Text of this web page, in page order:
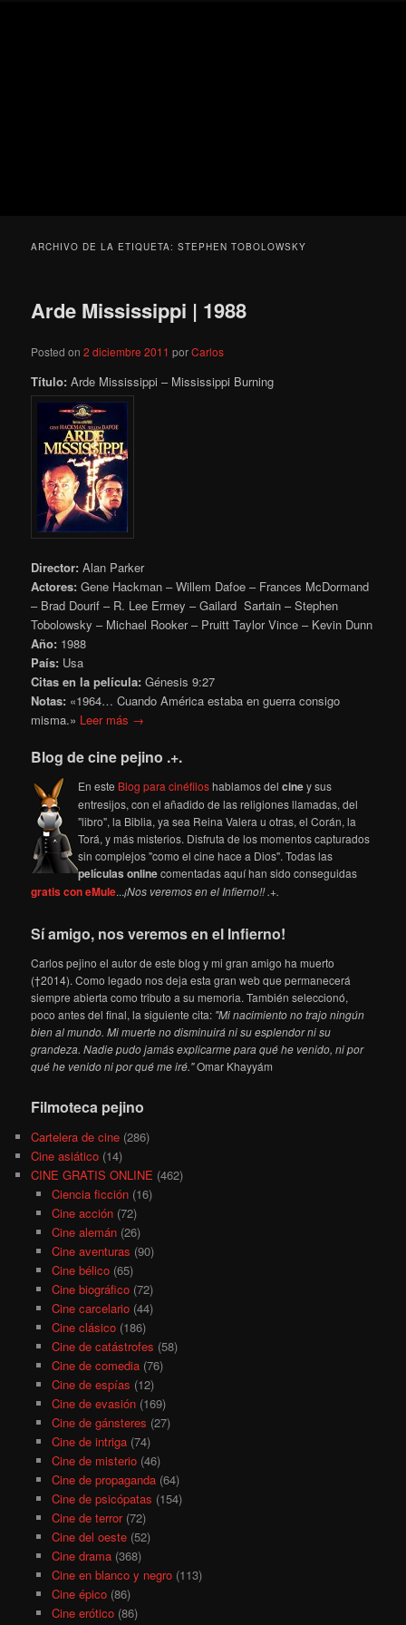
ARCHIVO DE LA ETIQUETA:STEPHEN TOBOLOWSKY
Arde Mississippi | 1988
Posted on2 diciembre 2011 porCarlos
Título: Arde Mississippi – Mississippi Burning
Director: Alan Parker
Actores: Gene Hackman – Willem Dafoe – Frances McDormand
– Brad Dourif – R. Lee Ermey – Gailard Sartain – Stephen
Tobolowsky – Michael Rooker – Pruitt Taylor Vince – Kevin Dunn
Año: 1988
País: Usa
Citas en la película: Génesis 9:27
Notas: «1964… Cuando América estaba en guerra consigo
misma.» Leer más →
Blog de cine pejino .+.
En este Blog para cinéfiloshablamos delciney sus
entresijos, con el añadido de las religiones llamadas, del
"libro", la Biblia, ya sea Reina Valera u otras, el Corán, la
Torá, y más misterios. Disfruta de los momentos capturados
sin complejos "como el cine hace a Dios". Todas las
películas onlinecomentadas aquí han sido conseguidas
gratis con eMule...¡Nos veremos en el Infierno!! .+.
Sí amigo, nos veremos en el Infierno!
Carlos pejino el autor de este blog y mi gran amigo ha muerto
(†2014). Como legado nos deja esta gran web que permanecerá
siempre abierta como tributo a su memoria. También seleccionó,
poco antes del final, la siguiente cita: "Mi nacimiento no trajo ningún
bien al mundo. Mi muerte no disminuirá ni su esplendor ni su
grandeza. Nadie pudo jamás explicarme para qué he venido, ni por
qué he venido ni por qué me iré."Omar Khayyám
Filmoteca pejino
Cartelera de cine (286)
Cine asiático (14)
CINE GRATIS ONLINE (462)
Ciencia ficción(16)
Cine acción(72)
Cine alemán(26)
Cine aventuras (90)
Cine bélico(65)
Cine biográfico(72)
Cine carcelario(44)
Cine clásico(186)
Cine de catástrofes (58)
Cine de comedia(76)
Cine de espías (12)
Cine de evasión(169)
Cine de gánsteres (27)
Cine de intriga(74)
Cine de misterio(46)
Cine de propaganda(64)
Cine de psicópatas (154)
Cine de terror(72)
Cine del oeste(52)
Cine drama(368)
Cine en blanco y negro(113)
Cine épico(86)
Cine erótico(86)